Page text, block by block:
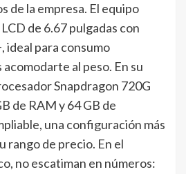
de la empresa. El equipo
de 6.67 pulgadas con
ideal para consumo
al peso. En su
Snapdragon 720G
de RAM y 64 GB de
una configuración más
rango de precio. En el
no escatiman en números: